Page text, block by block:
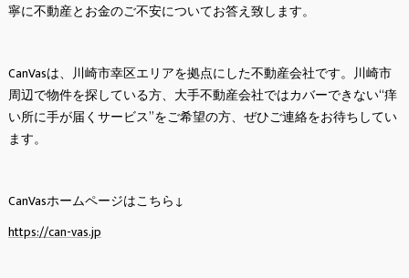
寧に不動産とお金のご不安についてお答え致します。
CanVasは、川崎市幸区エリアを拠点にした不動産会社です。川崎市
周辺で物件を探している方、大手不動産会社ではカバーできない“痒
い所に手が届くサービス”をご希望の方、ぜひご連絡をお待ちしてい
ます。
CanVasホームページはこちら↓
https://can-vas.jp